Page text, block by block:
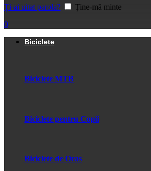
Ți-ai uitat parola?
Ține-mă minte
0
Biciclete
Biciclete MTB
Biciclete pentru Copii
Biciclete de Oras